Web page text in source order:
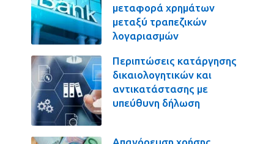
μεταφορά χρημάτων
μεταξύ τραπεζικών
λογαριασμών
Περιπτώσεις κατάργησης
δικαιολογητικών και
αντικατάστασης με
υπεύθυνη δήλωση